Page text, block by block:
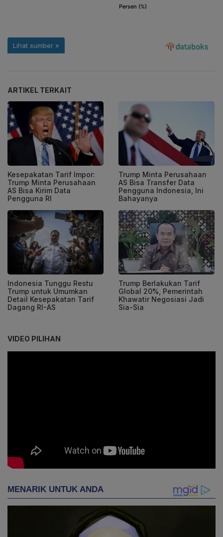
ARTIKEL TERKAIT
Kesepakatan Tarif Impor:
Trump Minta Perusahaan
AS Bisa Kirim Data
Pengguna RI
Trump Minta Perusahaan
AS Bisa Transfer Data
Pengguna Indonesia, Ini
Bahayanya
Indonesia Tunggu Restu
Trump untuk Umumkan
Detail Kesepakatan Tarif
Dagang RI-AS
Trump Berlakukan Tarif
Global 20%, Pemerintah
Khawatir Negosiasi Jadi
Sia-Sia
VIDEO PILIHAN